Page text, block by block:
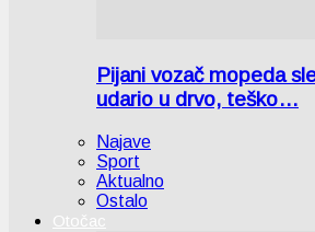
Pijani vozač mopeda
udario u drvo, teško…
Najave
Sport
Aktualno
Ostalo
Otočac